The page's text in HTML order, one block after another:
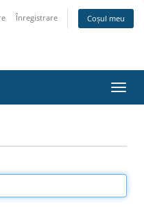
Înregistrare Coșul meu